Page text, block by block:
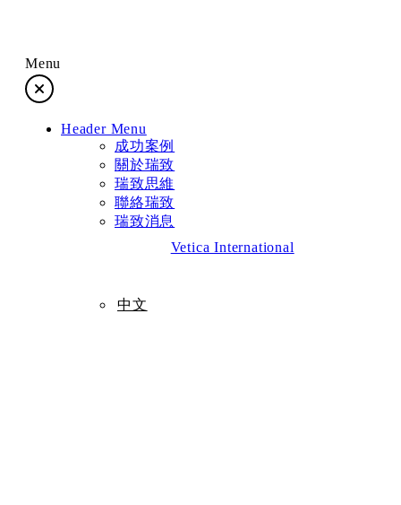
Menu
Header Menu
成功案例
關於瑞致
瑞致思維
聯絡瑞致
瑞致消息
Vetica International
中文
關於瑞致
瑞致思維
聯絡瑞致
瑞致消息